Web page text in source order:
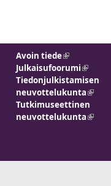
Avoin tiede(link is
Julkaisufoorumi(link is
Tiedonjulkistamisen
neuvottelukunta(link
Tutkimuseettinen
neuvottelukunta(link